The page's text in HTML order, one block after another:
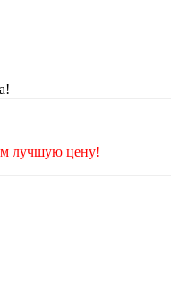
лучшую цену!